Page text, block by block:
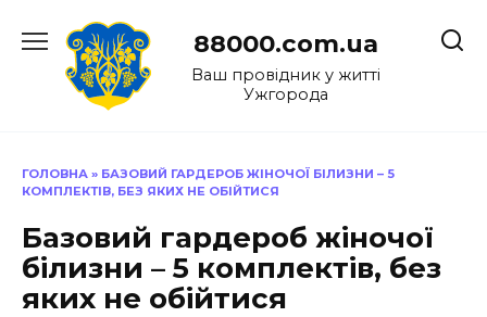
до
88000.com.ua
Ваш провідник у житті
Ужгорода
ГОЛОВНА » БАЗОВИЙ ГАРДЕРОБ ЖІНОЧОЇ БІЛИЗНИ – 5
КОМПЛЕКТІВ, БЕЗ ЯКИХ НЕ ОБІЙТИСЯ
Базовий гардероб жіночої
білизни – 5 комплектів, без
яких не обійтися